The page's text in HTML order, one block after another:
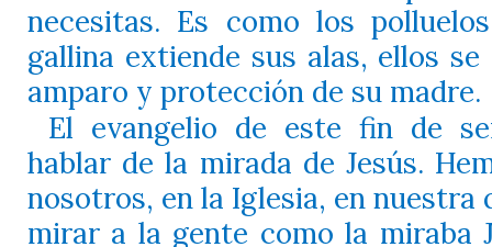
necesitas. Es como los
gallina extiende sus alas, ellos
amparo y protección de su madre.
El evangelio de este fin de
hablar de la mirada de Jesús.
nosotros, en la Iglesia, en nuestra
mirar a la gente como la miraba